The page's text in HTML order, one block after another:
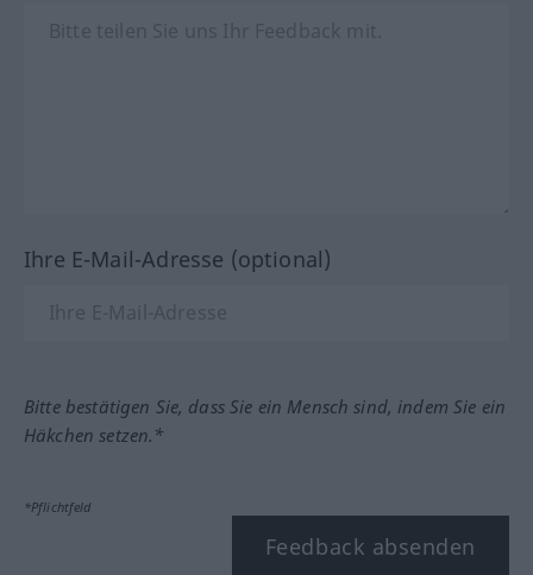
Ihre E-Mail-Adresse (optional)
Bitte bestätigen Sie, dass Sie ein Mensch sind, indem Sie ein
Häkchen setzen.*
*Pflichtfeld
Feedback absenden